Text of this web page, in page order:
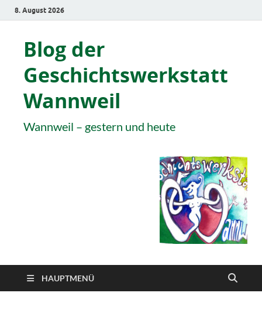
8. August 2026
Blog der
Geschichtswerkstatt
Wannweil
Wannweil – gestern und heute
HAUPTMENÜ